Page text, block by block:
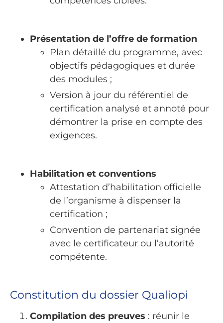
Présentation de l’offre de formation
Plan détaillé du programme, avec
objectifs pédagogiques et durée
des modules ;
Version à jour du référentiel de
certification analysé et annoté pour
démontrer la prise en compte des
exigences.
Habilitation et conventions
Attestation d’habilitation officielle
de l’organisme à dispenser la
certification ;
Convention de partenariat signée
avec le certificateur ou l’autorité
compétente.
Constitution du dossier Qualiopi
Compilation des preuves : réunir le